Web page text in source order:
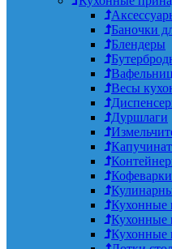
Баночки
Блендеры
Весы
Дуршлаги
Кофеварки
Кухонные
Кухонные
Кухонные